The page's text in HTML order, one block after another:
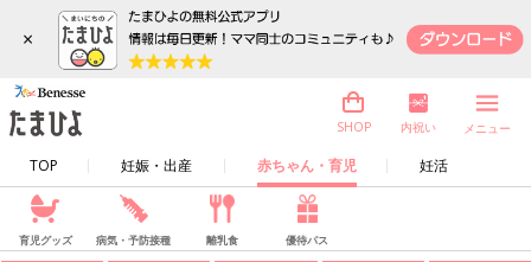
×
TOP 妊娠・出産 赤ちゃん・育児 妊活
SHOP 内祝い メニュー
育児グッズ 病気・予防接種 離乳食 優待パス